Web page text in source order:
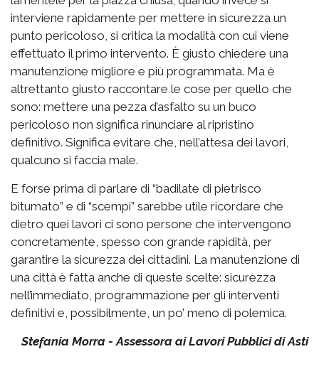
interviene rapidamente per mettere in sicurezza un
punto pericoloso, si critica la modalità con cui viene
effettuato il primo intervento. È giusto chiedere una
manutenzione migliore e più programmata. Ma è
altrettanto giusto raccontare le cose per quello che
sono: mettere una pezza d’asfalto su un buco
pericoloso non significa rinunciare al ripristino
definitivo. Significa evitare che, nell’attesa dei lavori,
qualcuno si faccia male.
E forse prima di parlare di “badilate di pietrisco
bitumato” e di “scempi” sarebbe utile ricordare che
dietro quei lavori ci sono persone che intervengono
concretamente, spesso con grande rapidità, per
garantire la sicurezza dei cittadini. La manutenzione di
una città è fatta anche di queste scelte: sicurezza
nell’immediato, programmazione per gli interventi
definitivi e, possibilmente, un po’ meno di polemica.
Stefania Morra - Assessora ai Lavori Pubblici di Asti